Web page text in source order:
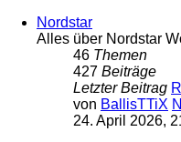
Nordstar
Alles über Nordstar
46 Themen
427 Beiträge
Letzter Beitrag
von BallisTTiX
24. April 2026,